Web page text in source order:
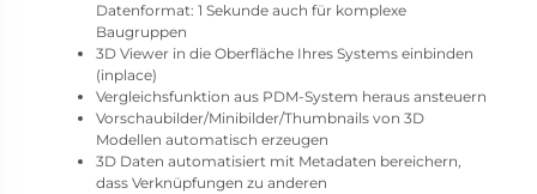
Datenformat: 1 Sekunde auch für komplexe
Baugruppen
3D Viewer in die Oberfläche Ihres Systems einbinden
(inplace)
Vergleichsfunktion aus PDM-System heraus ansteuern
Vorschaubilder/Minibilder/Thumbnails von 3D
Modellen automatisch erzeugen
3D Daten automatisiert mit Metadaten bereichern,
dass Verknüpfungen zu anderen